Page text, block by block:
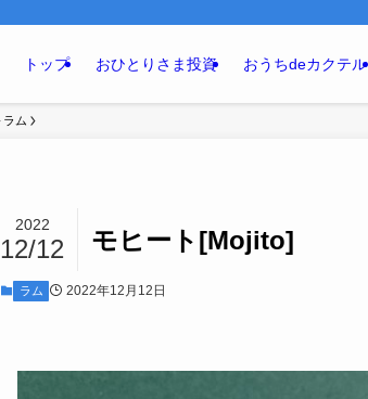
トップ おひとりさま投資 おうちdeカクテル
ラム
モヒート[Mojito]
2022
12/12
ラム 2022年12月12日